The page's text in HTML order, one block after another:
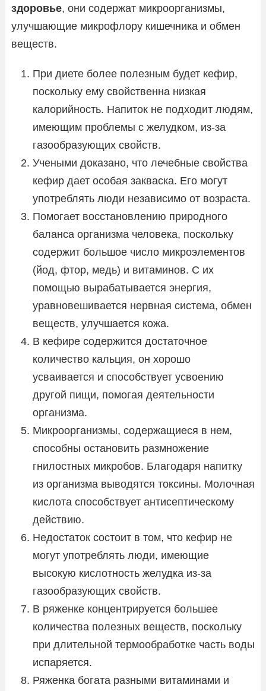
здоровье, они содержат микроорганизмы,
улучшающие микрофлору кишечника и обмен
веществ.
При диете более полезным будет кефир,
поскольку ему свойственна низкая
калорийность. Напиток не подходит людям,
имеющим проблемы с желудком, из-за
газообразующих свойств.
Учеными доказано, что лечебные свойства
кефир дает особая закваска. Его могут
употреблять люди независимо от возраста.
Помогает восстановлению природного
баланса организма человека, поскольку
содержит большое число микроэлементов
(йод, фтор, медь) и витаминов. С их
помощью вырабатывается энергия,
уравновешивается нервная система, обмен
веществ, улучшается кожа.
В кефире содержится достаточное
количество кальция, он хорошо
усваивается и способствует усвоению
другой пищи, помогая деятельности
организма.
Микроорганизмы, содержащиеся в нем,
способны остановить размножение
гнилостных микробов. Благодаря напитку
из организма выводятся токсины. Молочная
кислота способствует антисептическому
действию.
Недостаток состоит в том, что кефир не
могут употреблять люди, имеющие
высокую кислотность желудка из-за
газообразующих свойств.
В ряженке концентрируется большее
количества полезных веществ, поскольку
при длительной термообработке часть воды
испаряется.
Ряженка богата разными витаминами и